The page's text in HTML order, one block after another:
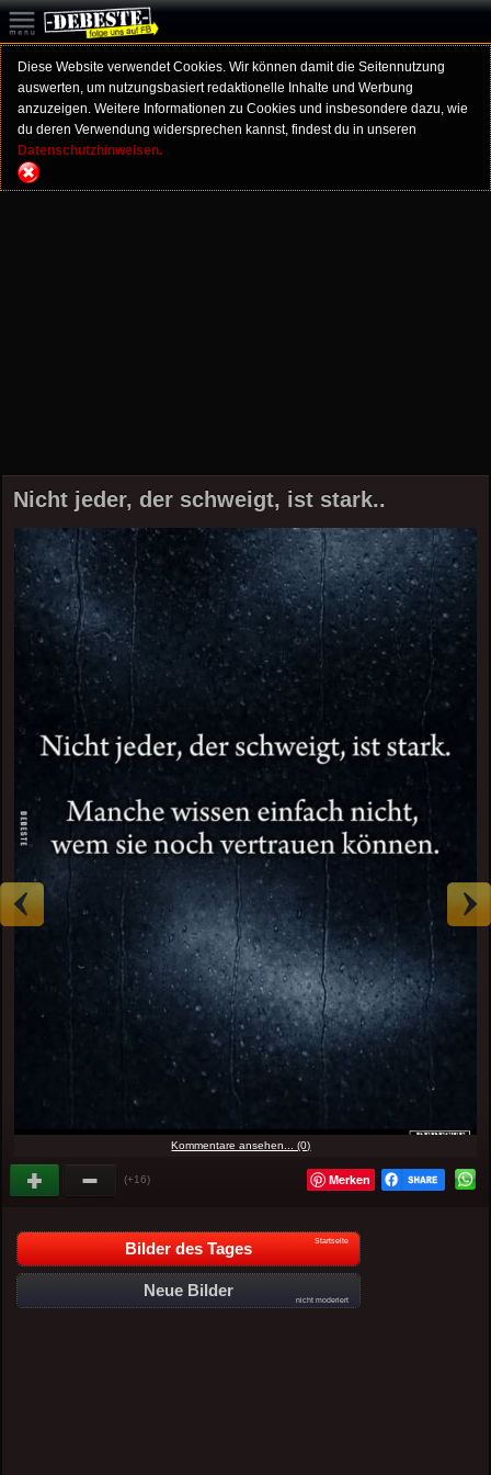
Diese Website verwendet Cookies. Wir können damit die Seitennutzung
auswerten, um nutzungsbasiert redaktionelle Inhalte und Werbung
anzuzeigen. Weitere Informationen zu Cookies und insbesondere dazu, wie
du deren Verwendung widersprechen kannst, findest du in unseren
Datenschutzhinweisen.
Nicht jeder, der schweigt, ist stark..
Kommentare ansehen... (0)
(+16) Merken
Bilder des Tages Startseite
Neue Bilder
nicht moderiert